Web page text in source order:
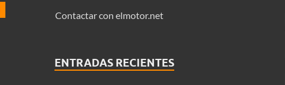
Contactar con elmotor.net
ENTRADAS RECIENTES